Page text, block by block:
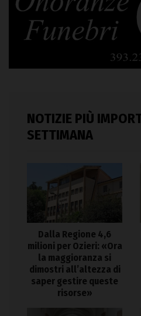
NOTIZIE PIÙ
SETTIMANA
Dalla Regione 4,6
milioni per Ozieri: «Ora
la maggioranza si
dimostri all’altezza di
saper gestire queste
risorse»